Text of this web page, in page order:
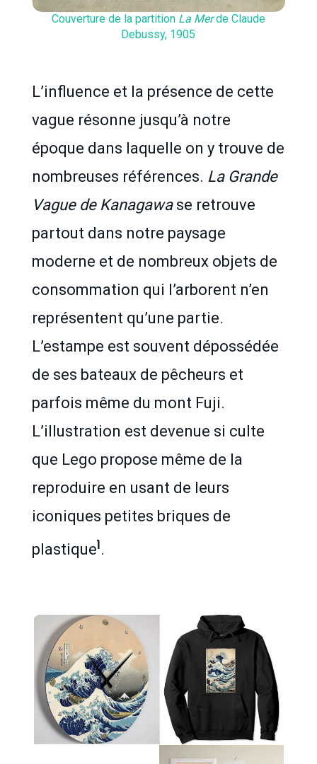
Couverture de la partition La Merde Claude
Debussy, 1905
L’influence et la présence de cette
vague résonne jusqu’à notre
époque dans laquelle on y trouve de
nombreuses références. La Grande
Vague de Kanagawase retrouve
partout dans notre paysage
moderne et de nombreux objets de
consommation qui l’arborent n’en
représentent qu’une partie.
L’estampe est souvent dépossédée
de ses bateaux de pêcheurs et
parfois même du mont Fuji.
L’illustration est devenue si culte
que Lego propose même de la
reproduire en usant de leurs
iconiques petites briques de
plastique1.